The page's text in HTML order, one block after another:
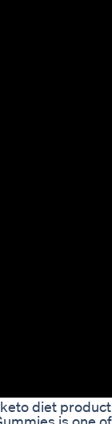
diet
is one